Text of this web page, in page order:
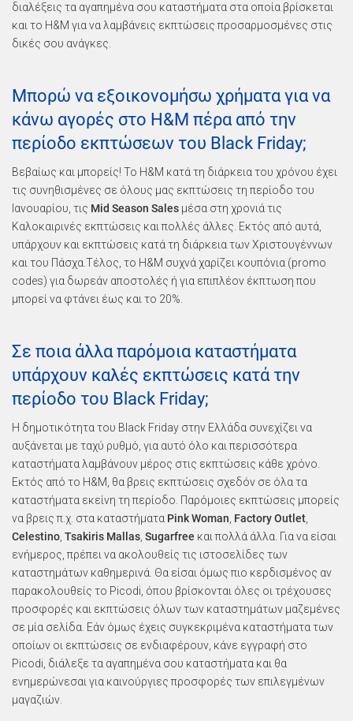
διαλέξεις τα αγαπημένα σου καταστήματα στα οποία βρίσκεται
και το H&M για να λαμβάνεις εκπτώσεις προσαρμοσμένες στις
δικές σου ανάγκες.
Μπορώ να εξοικονομήσω χρήματα για να
κάνω αγορές στο H&M πέρα από την
περίοδο εκπτώσεων του Black Friday;
Βεβαίως και μπορείς! Το H&M κατά τη διάρκεια του χρόνου έχει
τις συνηθισμένες σε όλους μας εκπτώσεις τη περίοδο του
Ιανουαρίου, τις Mid Season Sales μέσα στη χρονιά τις
Καλοκαιρινές εκπτώσεις και πολλές άλλες. Εκτός από αυτά,
υπάρχουν και εκπτώσεις κατά τη διάρκεια των Χριστουγέννων
και του Πάσχα.Τέλος, το H&M συχνά χαρίζει κουπόνια (promo
codes) για δωρεάν αποστολές ή για επιπλέον έκπτωση που
μπορεί να φτάνει έως και το 20%.
Σε ποια άλλα παρόμοια καταστήματα
υπάρχουν καλές εκπτώσεις κατά την
περίοδο του Black Friday;
Η δημοτικότητα του Black Friday στην Ελλάδα συνεχίζει να
αυξάνεται με ταχύ ρυθμό, για αυτό όλο και περισσότερα
καταστήματα λαμβάνουν μέρος στις εκπτώσεις κάθε χρόνο.
Εκτός από το H&M, θα βρεις εκπτώσεις σχεδόν σε όλα τα
καταστήματα εκείνη τη περίοδο. Παρόμοιες εκπτώσεις μπορείς
να βρεις π.χ. στα καταστήματα Pink Woman Factory Outlet
Celestino Tsakiris Mallas Sugarfree και πολλά άλλα. Για να είσαι
ενήμερος, πρέπει να ακολουθείς τις ιστοσελίδες των
καταστημάτων καθημερινά. Θα είσαι όμως πιο κερδισμένος αν
παρακολουθείς το Picodi, όπου βρίσκονται όλες οι τρέχουσες
προσφορές και εκπτώσεις όλων των καταστημάτων μαζεμένες
σε μία σελίδα. Εάν όμως έχεις συγκεκριμένα καταστήματα των
οποίων οι εκπτώσεις σε ενδιαφέρουν, κάνε εγγραφή στο
Picodi, διάλεξε τα αγαπημένα σου καταστήματα και θα
ενημερώνεσαι για καινούργιες προσφορές των επιλεγμένων
μαγαζιών.